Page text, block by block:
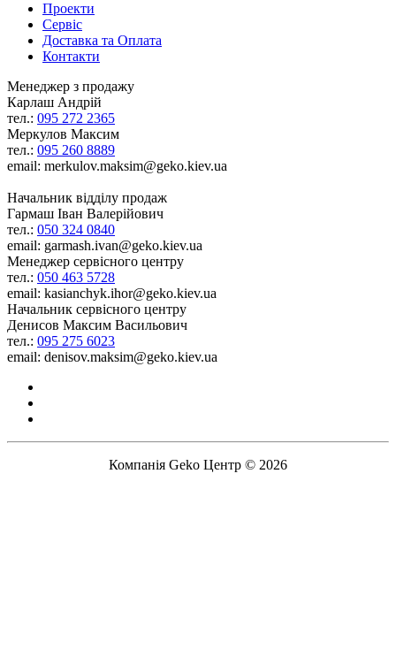
Проекти
Сервіс
Доставка та Оплата
Контакти
Менеджер з продажу
Карлаш Андрій
тел.: 095 272 2365
Меркулов Максим
тел.: 095 260 8889
email: merkulov.maksim@geko.kiev.ua
Начальник відділу продаж
Гармаш Іван Валерійович
тел.: 050 324 0840
email: garmash.ivan@geko.kiev.ua
Менеджер сервісного центру
тел.: 050 463 5728
email: kasianchyk.ihor@geko.kiev.ua
Начальник сервісного центру
Денисов Максим Васильович
тел.: 095 275 6023
email: denisov.maksim@geko.kiev.ua
Компанія Geko Центр © 2026